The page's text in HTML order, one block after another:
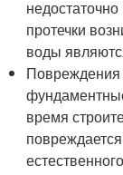
протечки
воды
Повреждения
время